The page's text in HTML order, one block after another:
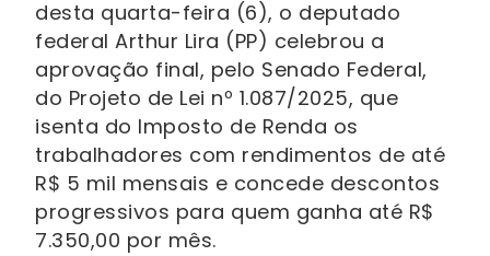
desta quarta-feira (6), o deputado
federal Arthur Lira (PP) celebrou a
aprovação final, pelo Senado Federal,
do Projeto de Lei nº 1.087/2025, que
isenta do Imposto de Renda os
trabalhadores com rendimentos de até
R$ 5 mil mensais e concede descontos
progressivos para quem ganha até R$
7.350,00 por mês.